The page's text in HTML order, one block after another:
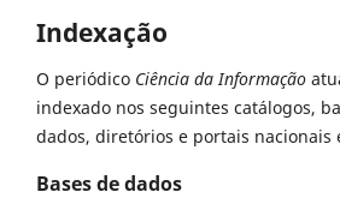
Indexação
O periódico Ciência da Informação
indexado nos seguintes catálogos,
dados, diretórios e portais nacionais
Bases de dados